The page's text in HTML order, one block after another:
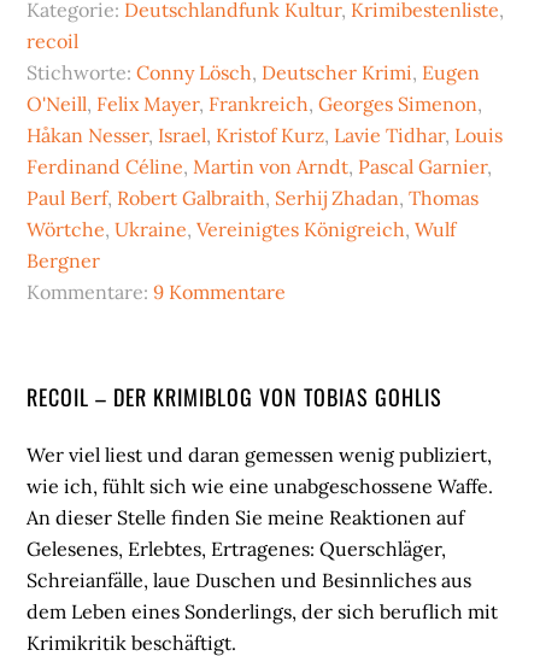
Kategorie: Deutschlandfunk Kultur, Krimibestenliste,
recoil
Stichworte:Conny Lösch, Deutscher Krimi, Eugen
O'Neill, Felix Mayer, Frankreich,Georges Simenon,
Håkan Nesser, Israel, Kristof Kurz, Lavie Tidhar, Louis
Ferdinand Céline, Martin von Arndt, Pascal Garnier,
Paul Berf, Robert Galbraith, Serhij Zhadan,Thomas
Wörtche,Ukraine,Vereinigtes Königreich,Wulf
Bergner
Kommentare:9 Kommentare
Seitenspalte
RECOIL – DER KRIMIBLOG VON TOBIAS GOHLIS
Wer viel liest und daran gemessen wenig publiziert,
wie ich, fühlt sich wie eine unabgeschossene Waffe.
An dieser Stelle finden Sie meine Reaktionen auf
Gelesenes, Erlebtes, Ertragenes: Querschläger,
Schreianfälle, laue Duschen und Besinnliches aus
dem Leben eines Sonderlings, der sich beruflich mit
Krimikritik beschäftigt.